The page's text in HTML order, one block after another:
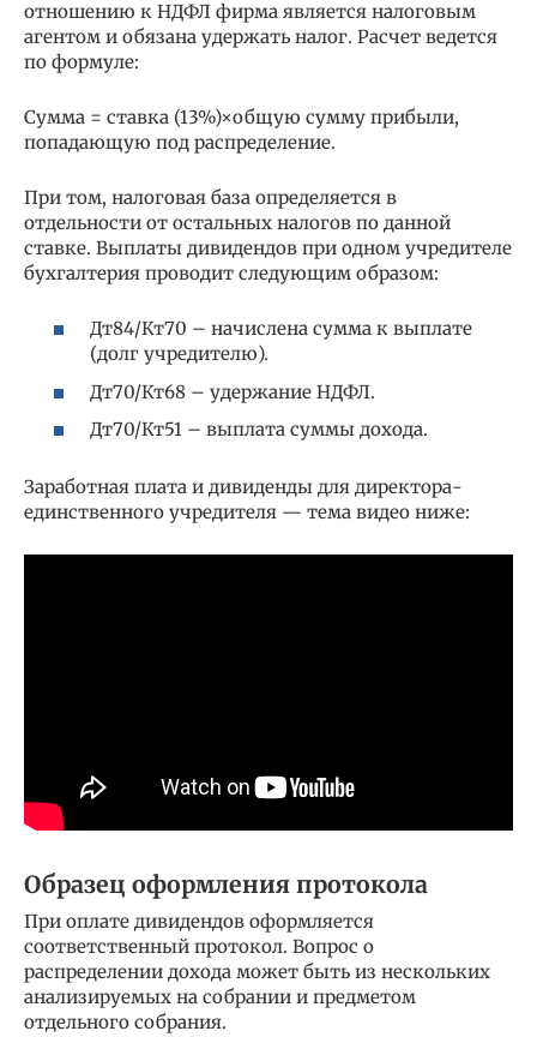
отношению к НДФЛ фирма является налоговым
агентом и обязана удержать налог. Расчет ведется
по формуле:
Сумма = ставка (13%)×общую сумму прибыли,
попадающую под распределение.
При том, налоговая база определяется в
отдельности от остальных налогов по данной
ставке. Выплаты дивидендов при одном учредителе
бухгалтерия проводит следующим образом:
Дт84/Кт70 – начислена сумма к выплате
(долг учредителю).
Дт70/Кт68 – удержание НДФЛ.
Дт70/Кт51 – выплата суммы дохода.
Заработная плата и дивиденды для директора-
единственного учредителя — тема видео ниже:
Образец оформления протокола
При оплате дивидендов оформляется
соответственный протокол. Вопрос о
распределении дохода может быть из нескольких
анализируемых на собрании и предметом
отдельного собрания.